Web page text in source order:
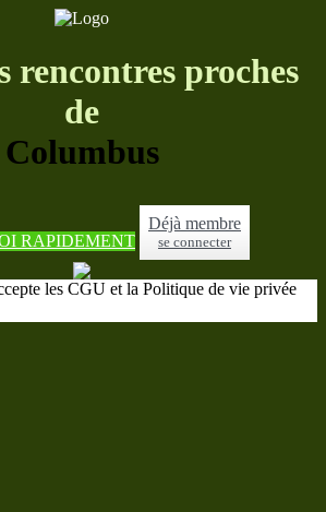
rencontres proches
de
Columbus
RAPIDEMENT
Déjà membre
se connecter
les CGU et la Politique de vie privée